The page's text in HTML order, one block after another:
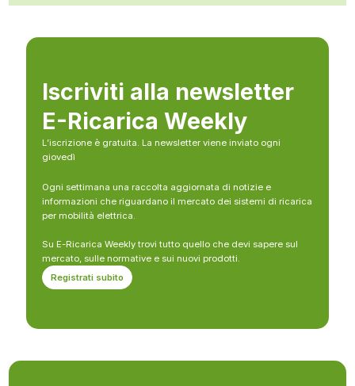
Iscriviti alla newsletter
E-Ricarica Weekly
L’iscrizione è gratuita. La newsletter viene inviato ogni
giovedì
Ogni settimana una raccolta aggiornata di notizie e
informazioni che riguardano il mercato dei sistemi di ricarica
per mobilità elettrica.
Su E-Ricarica Weekly trovi tutto quello che devi sapere sul
mercato, sulle normative e sui nuovi prodotti.
Registrati subito